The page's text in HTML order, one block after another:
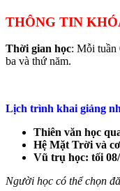
THÔNG TIN
Thời gian học: Mỗi tuần
ba và thứ năm.
Lịch trình khai giảng
Thiên văn học
Hệ Mặt Trời và
Vũ trụ học: tối 08/
Người học có thể chọn